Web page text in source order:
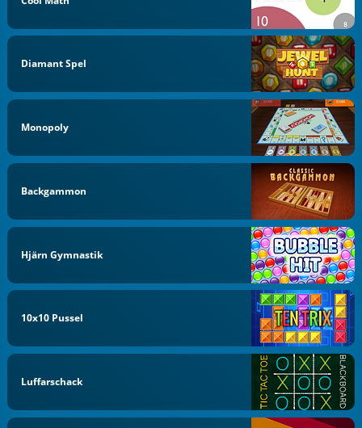
Diamant Spel
Monopoly
Backgammon
Hjärn Gymnastik
10x10 Pussel
Luffarschack